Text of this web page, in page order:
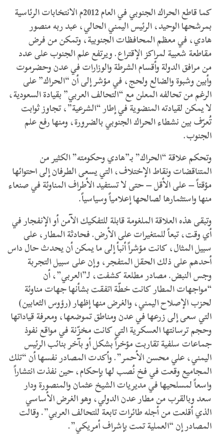
كما قاطع الحراك الجنوبي في العام 2012م الانتخابات الرئاسية
بمرشحها الوحيد، الرئيس اليمني الحالي، عبد ربه منصور
هادي، في معظم المحافظات الجنوبية، وتمكن من فرض
مقاطعة شعبية لمراكز الإقتراع. ويرتفع علم الجنوب على عدد
من مرافق الدولة وأقسام الشرطة والوزارات في عدن وحضرموت
وأبين وشبوة والضالع ولحج، في مؤشر إلى أن “الحراك” على
الرغم من تحالفه المعلن مع “التحالف العربي” بقيادة السعودية،
لا يمكن لقيادته المنضوية في إطار “الشرعية”، تجاوز ثوابت
تُعرّف بين نشطاء الحراك الجنوبي بالضرورة، ومنها رفع علم
الجنوب.
وتحكم علاقة “الحراك” بـ”هادي وحكومته” الكثير من
المتناقضات ونقاط الإختلاف، التي يسعى الطرفان إلى احتوائها
مؤقتاً – على الأقل – حتى لا تستفيد الأطراف المناوئة في صنعاء
منها واستثمارها لصالحها إعلامياً وسياسياً.
وتبقى هذه العلاقة الملغومة قابلة للتفكيك الآمن أو الإنفجار في
أي وقت، تبعاً للمتغيرات على الأرض. فحادثة المطار، على
سبيل المثال، كانت مؤشراً أنبأ إلى ما يمكن أن يحدث حال داس
أحدهم على ذلك الحقل المتفجر، وإن على سبيل التجربة
وجس النبض. مصادر مطلعة كشفت، لـ”العربي”، أن
“مواجهات المطار كانت خطّة اتفقت بشأنها جهات مناوئة
لحزب الإصلاح اليمني، والغرض منها إظهار (رؤوس الثعابين)
التي سعى إلى زرعها في عدن ومناطق تموضعها، ومعرفة قياداتها
وحجم ترسانتها العسكرية التي كانت مخزّنة في مواقع نفوذ
جماعات سلفية تقاربت مؤخراً بشكل أو بآخر بنائب الرئيس
اليمني، علي محسن الأحمر”. وأكدت المصادر نفسها أن “تلك
المجاميع وقعت في فخ نُصب لها بإحكام، حين نفذت انتشاراً
واسعاً لمسلحيها في مديريات الشيخ عثمان والمنصورة ودار
سعد وبالقرب من مطار عدن الدولي، وهو الغرض الأساسي
الذي أقلعت من أجله طائرات تابعة للتحالف العربي”. وقالت
المصادر إن “العملية تمت بإشراف أمريكي”.